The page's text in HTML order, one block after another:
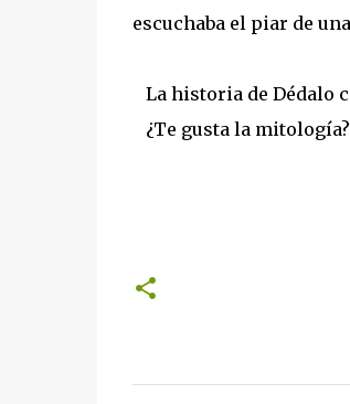
escuchaba el piar de
La historia de Dédalo
¿Te gusta la